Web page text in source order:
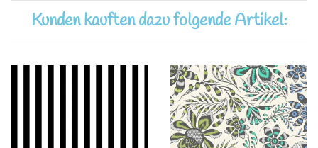
Kunden kauften dazu folgende Artikel: